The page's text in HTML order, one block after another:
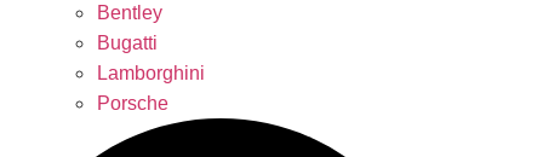
Bentley
Bugatti
Lamborghini
Porsche